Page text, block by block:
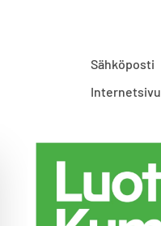
Sähköposti
Internetsivu